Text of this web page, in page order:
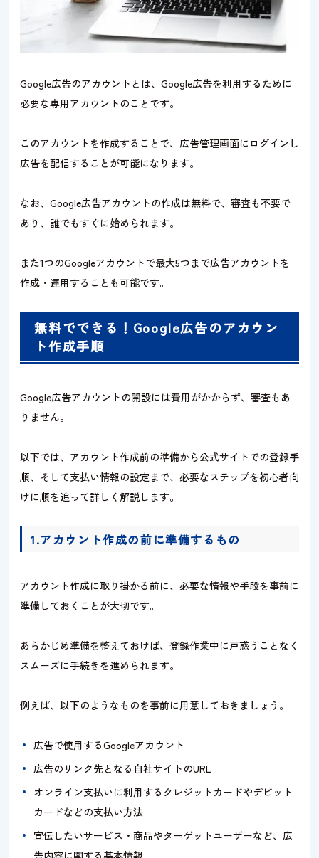
Google広告のアカウントとは、Google広告を利用するために
必要な専用アカウントのことです。
このアカウントを作成することで、広告管理画面にログインし
広告を配信することが可能になります。
なお、Google広告アカウントの作成は無料で、審査も不要で
あり、誰でもすぐに始められます。
また1つのGoogleアカウントで最大5つまで広告アカウントを
作成・運用することも可能です。
無料でできる！Google広告のアカウン
ト作成手順
Google広告アカウントの開設には費用がかからず、審査もあ
りません。
以下では、アカウント作成前の準備から公式サイトでの登録手
順、そして支払い情報の設定まで、必要なステップを初心者向
けに順を追って詳しく解説します。
1.アカウント作成の前に準備するもの
アカウント作成に取り掛かる前に、必要な情報や手段を事前に
準備しておくことが大切です。
あらかじめ準備を整えておけば、登録作業中に戸惑うことなく
スムーズに手続きを進められます。
例えば、以下のようなものを事前に用意しておきましょう。
広告で使用するGoogleアカウント
広告のリンク先となる自社サイトのURL
オンライン支払いに利用するクレジットカードやデビット
カードなどの支払い方法
宣伝したいサービス・商品やターゲットユーザーなど、広